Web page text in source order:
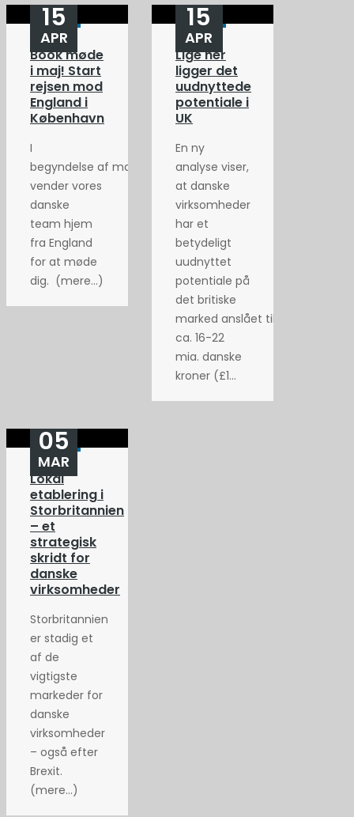
Book møde
i maj! Start
rejsen mod
England i
København
15
APR
I
begyndelse af maj
vender vores
danske
team hjem
fra England
for at møde
dig. (mere…)
Lige her
ligger det
uudnyttede
potentiale i
UK
15
APR
En ny
analyse viser,
at danske
virksomheder
har et
betydeligt
uudnyttet
potentiale på
det britiske
marked anslået til
ca. 16-22
mia. danske
kroner (£1...
Lokal
etablering i
Storbritannien
– et
strategisk
skridt for
danske
virksomheder
05
MAR
Storbritannien
er stadig et
af de
vigtigste
markeder for
danske
virksomheder
– også efter
Brexit.
(mere…)